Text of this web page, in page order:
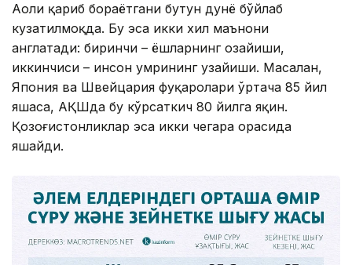
Аҳоли қариб бораётгани бутун дунё бўйлаб
кузатилмоқда. Бу эса икки хил маънони
англатади: биринчи – ёшларнинг озайиши,
иккинчиси – инсон умрининг узайиши. Масалан,
Япония ва Швейцария фуқаролари ўртача 85 йил
яшаса, АҚШда бу кўрсаткич 80 йилга яқин.
Қозоғистонликлар эса икки чегара орасида
яшайди.